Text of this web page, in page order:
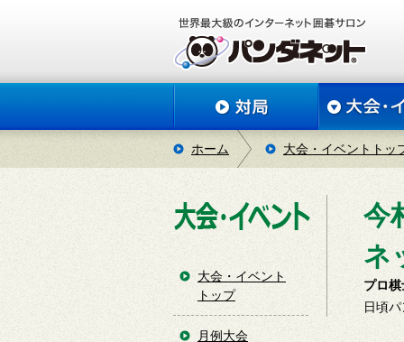
ホーム 大会・イベントトッ
今
ネ
プロ
日頃
大会・イベント
トップ
月例大会